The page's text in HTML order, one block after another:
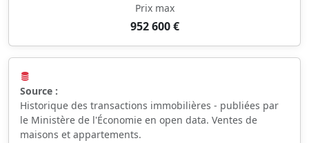
Prix max
952 600 €
Source :
Historique des transactions immobilières - publiées par
le Ministère de l'Économie en open data. Ventes de
maisons et appartements.